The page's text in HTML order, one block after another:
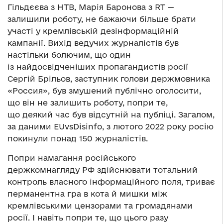
Гільдєєва з НТВ, Марія Баронова з RT —
залишили роботу, не бажаючи більше брати
участі у кремлівській дезінформаційній
кампанії. Вихід ведучих журналістів був
настільки болючим, що один
із найдосвідченіших пропагандистів росії
Сергій Брільов, заступник голови держмовника
«Россия», був змушений публічно оголосити,
що він не залишить роботу, попри те,
що деякий час був відсутній на публіці. Загалом,
за даними EUvsDisinfo, з лютого 2022 року росію
покинули понад 150 журналістів.
Попри намагання російського
держкомнагляду РФ здійснювати тотальний
контроль власного інформаційного поля, триває
перманентна гра в кота й мишки між
кремлівськими цензорами та громадянами
росії. І навіть попри те, що цього разу